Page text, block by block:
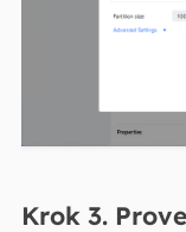
Krok 3.